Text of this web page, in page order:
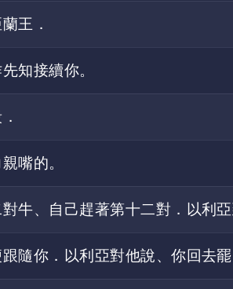
王．
知接續你。
嘴的。
牛、自己趕著第十二對．以利
隨你．以利亞對他說、你回去